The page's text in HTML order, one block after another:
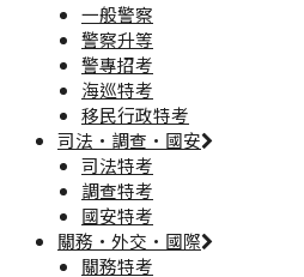
一般警察
警察升等
警專招考
海巡特考
移民行政特考
司法·調查·國安
司法特考
調查特考
國安特考
關務·外交·國際
關務特考